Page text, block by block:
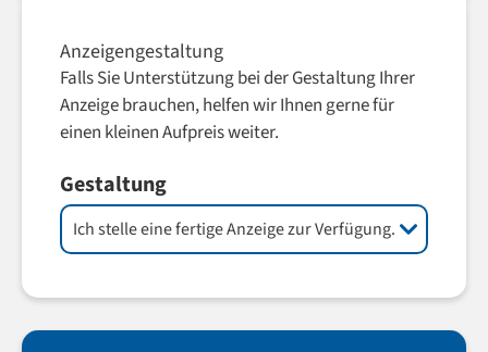
Anzeigengestaltung
Falls Sie Unterstützung bei der Gestaltung Ihrer
Anzeige brauchen, helfen wir Ihnen gerne für
einen kleinen Aufpreis weiter.
Gestaltung